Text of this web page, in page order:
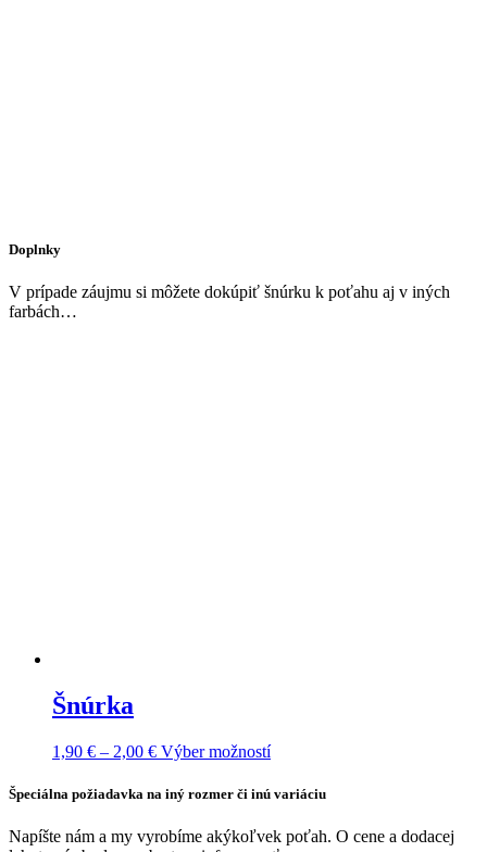
Doplnky
V prípade záujmu si môžete dokúpiť šnúrku k poťahu aj v iných
farbách…
Šnúrka
1,90 € – 2,00 €Price
1,90 €
2,00 €
Výber možnostíTento
má
variantov.
Možnosti
Špeciálna požiadavka na iný rozmer či inú variáciu
Napíšte nám a my vyrobíme akýkoľvek poťah. O cene a dodacej